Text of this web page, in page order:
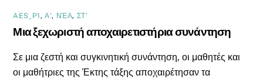
AES_P1,Α', ΝΈΑ, ΣΤ'
Μια ξεχωριστή αποχαιρετιστήρια συνάντηση
Σε μια ζεστή και συγκινητική συνάντηση, οι μαθητές και
οι μαθήτριες της Έκτης τάξης αποχαιρέτησαν τα